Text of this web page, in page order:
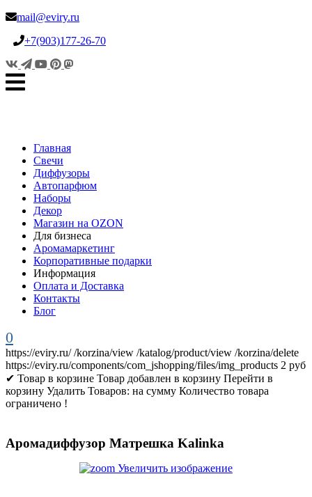
mail@eviry.ru
+7(903)177-26-70
Главная
Свечи
Диффузоры
Автопарфюм
Наборы
Декор
Магазин на OZON
Для бизнеса
Аромамаркетинг
Корпоративные подарки
Информация
Оплата и Доставка
Контакты
Блог
0
https://eviry.ru/ /korzina/view /katalog/product/view /korzina/delete
https://eviry.ru/components/com_jshopping/files/img_products 2 руб
✔ Товар в корзине Товар добавлен в корзину Перейти в
корзину Удалить Товаров: на сумму Количество товара
ограничено !
Аромадиффузор Матрешка Kalinka
Увеличить изображение